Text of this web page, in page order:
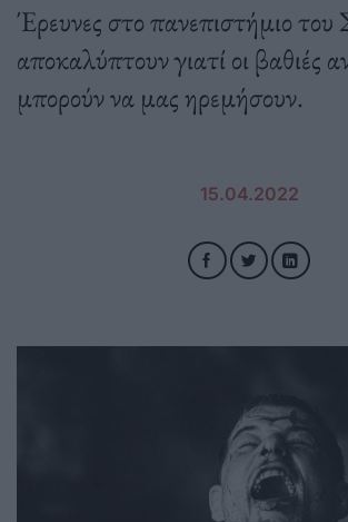
Έρευνες στο πανεπιστήμιο
αποκαλύπτουν γιατί οι βαθιές
μπορούν να μας ηρεμήσουν.
15.04.2022